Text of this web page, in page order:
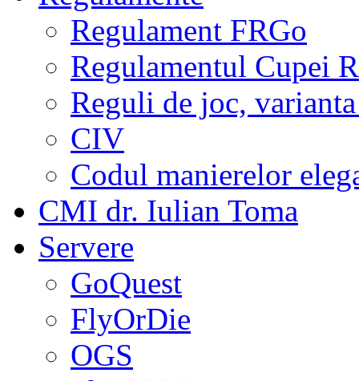
Regulament FRGo
Regulamentul Cupei
Reguli de joc,
CIV
Codul manierelor
CMI dr. Iulian Toma
Servere
GoQuest
FlyOrDie
OGS